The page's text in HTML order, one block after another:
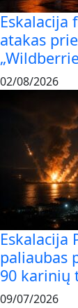
Eskalacija
atakas
02/08/2026
Eskalacija
paliaubas
90 karinių
09/07/2026